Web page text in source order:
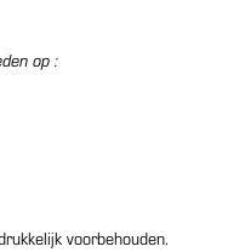
op :
voorbehouden.